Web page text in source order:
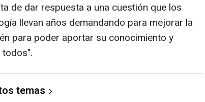
de dar respuesta a una cuestión que los
llevan años demandando para mejorar la
para poder aportar su conocimiento y
temas